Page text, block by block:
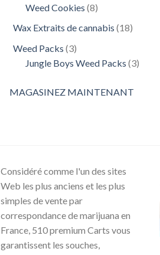
Weed Cookies 88
Wax Extraits de cannabis 1818
Weed Packs 33
produits
Jungle Boys Weed Packs 33
MAGASINEZ MAINTENANT
Considéré comme l'un des sites
Web les plus anciens et les plus
simples de vente par
correspondance de marijuana en
France, 510 premium Carts vous
garantissent les souches,